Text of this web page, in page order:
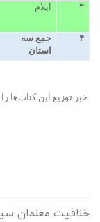
۳ ایلام
۴
جمع سه
استان
خبر توزیع این کتاب‌ها
خلاقیت معلمان